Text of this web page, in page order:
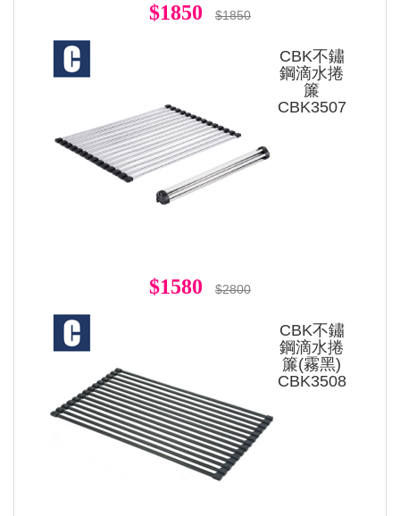
$1850 $1850
CBK不鏽
鋼滴水捲
簾
CBK3507
$1580 $2800
CBK不鏽
鋼滴水捲
簾(霧黑)
CBK3508